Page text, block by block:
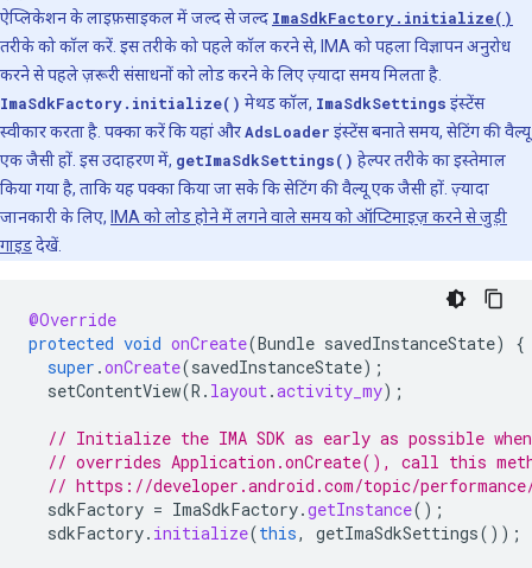
ऐप्लिकेशन के लाइफ़साइकल में जल्द से जल्द ImaSdkFactory.initialize()
तरीके को कॉल करें. इस तरीके को पहले कॉल करने से, IMA को पहला विज्ञापन अनुरोध
करने से पहले ज़रूरी संसाधनों को लोड करने के लिए ज़्यादा समय मिलता है.
ImaSdkFactory.initialize() मेथड कॉल, ImaSdkSettings इंस्टेंस
स्वीकार करता है. पक्का करें कि यहां औरAdsLoader इंस्टेंस बनाते समय, सेटिंग की वैल्यू
एक जैसी हों. इस उदाहरण में, getImaSdkSettings() हेल्पर तरीके का इस्तेमाल
किया गया है, ताकि यह पक्का किया जा सके कि सेटिंग की वैल्यू एक जैसी हों. ज़्यादा
जानकारी के लिए, IMA को लोड होने में लगने वाले समय को ऑप्टिमाइज़ करने से जुड़ी
गाइडदेखें.
@Override
protected void onCreate(Bundle savedInstanceState)
{
super .onCreate(savedInstanceState);
setContentView(R . layout.activity_my);
// Initialize the IMA SDK as early as possible
// overrides Application.onCreate(), call this
// https://developer.android.com/topic/
sdkFactory = ImaSdkFactory.getInstance();
sdkFactory. initialize(this, getImaSdkSettings());